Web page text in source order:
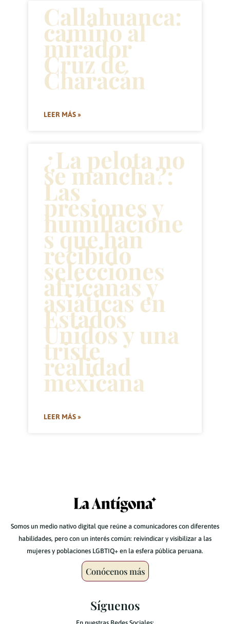
Callahuanca:
camino al
mirador
Cruz de
Characán
LEER MÁS »
¿La pelota no
se mancha?:
Las
presiones y
humillacione
s que han
recibido
selecciones
africanas y
asiáticas en
Estados
Unidos y una
triste
realidad
mexicana
LEER MÁS »
Somos un medio nativo digital que reúne a comunicadores con diferentes
habilidades, pero con un interés común: reivindicar y visibilizar a las
mujeres y poblaciones LGBTIQ+ en la esfera pública peruana.
Conócenos más
Síguenos